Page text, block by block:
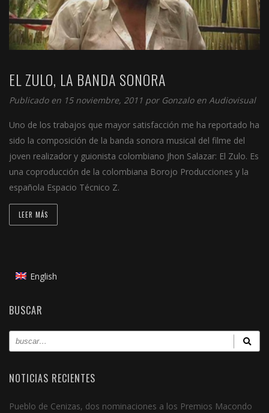
EL ZULO, LA BANDA SONORA
Publicado en 15 noviembre, 2011 por Gonzalo en Audiovisual
Uno de los trabajos que mayor satisfacción me ha reportado ha
sido la composición de la banda sonora musical del filme del
joven realizador y guionista colombiano Jhon Salazar: El Zulo. Es
una coproducción de la colombiana Borojo Producciones y la
española Espacio Técnico Z.
LEER MÁS
English
BUSCAR
NOTICIAS RECIENTES
Pueblo de Cenizas, dos nominaciones a los Premios Macondo